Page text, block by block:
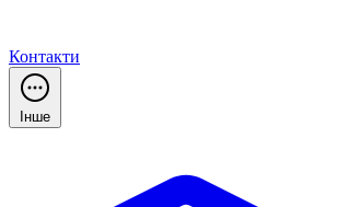
Контакти
Інше